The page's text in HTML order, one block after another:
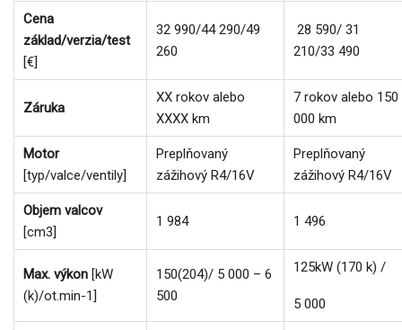
Cena
základ/verzia/test
[€]
32 990/44 290/49
260
28 590/ 31
210/33 490
Záruka
XX rokov alebo
XXXX km
7 rokov alebo 150
000 km
Motor
[typ/valce/ventily]
Preplňovaný
zážihový R4/16V
Preplňovaný
zážihový R4/16V
Objem valcov
[cm3]
1 984 1 496
Max. výkon [kW
(k)/ot.min-1]
150(204)/ 5 000 – 6
500
125kW (170 k) /
5 000